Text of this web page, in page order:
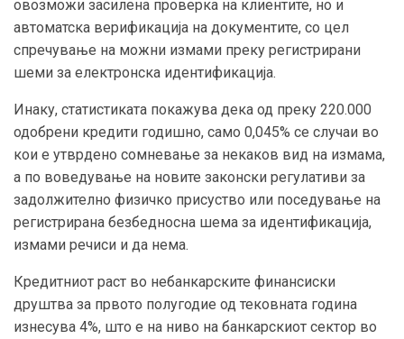
овозможи засилена проверка на клиентите, но и
автоматска верификација на документите, со цел
спречување на можни измами преку регистрирани
шеми за електронска идентификација.
Инаку, статистиката покажува дека од преку 220.000
одобрени кредити годишно, само 0,045% се случаи во
кои е утврдено сомневање за некаков вид на измама,
а по воведување на новите законски регулативи за
задолжително физичко присуство или поседување на
регистрирана безбедносна шема за идентификација,
измами речиси и да нема.
Кредитниот раст во небанкарските финансиски
друштва за првото полугодие од тековната година
изнесува 4%, што е на ниво на банкарскиот сектор во